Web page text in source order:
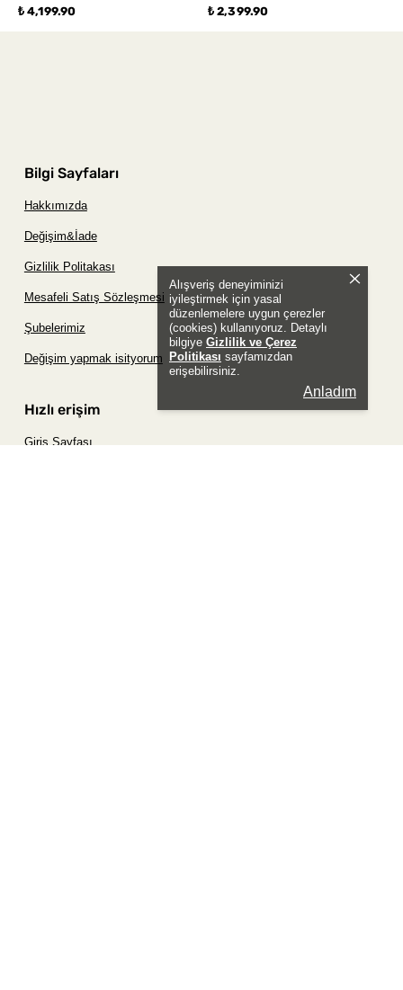
Alışveriş deneyiminizi
iyileştirmek için yasal
düzenlemelere uygun çerezler
(cookies) kullanıyoruz. Detaylı
bilgiye Gizlilik ve Çerez
Politikası sayfamızdan
erişebilirsiniz.
Anladım
₺ 4,199.90 ₺ 2,399.90
Bilgi Sayfaları
Hakkımızda
Değişim&İade
Gizlilik Politakası
Mesafeli Satış Sözleşmesi
Şubelerimiz
Değişim yapmak isityorum
Hızlı erişim
Giriş Sayfası